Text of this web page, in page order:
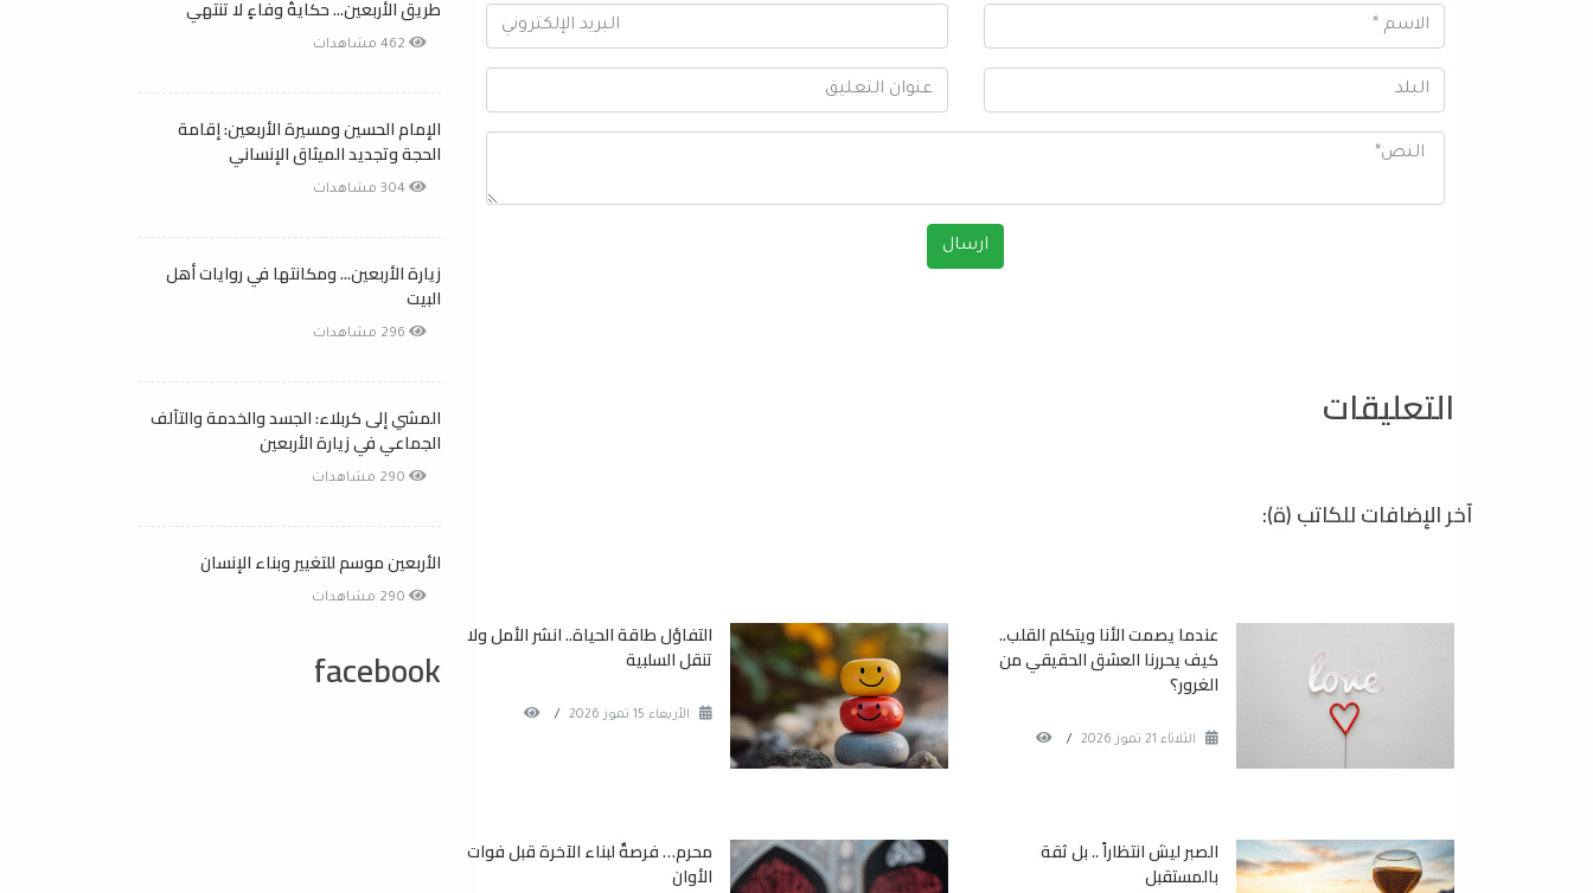
التعليقات
آخر الإضافات للكاتب (ة):
عندما يصمت الأنا ويتكلم القلب..
كيف يحررنا العشق الحقيقي من
الغرور؟
الثلاثاء 21 تموز 2026 /
التفاؤل طاقة الحياة.. انشر الأمل ولا
تنقل السلبية
الأربعاء 15 تموز 2026 /
الصبر ليش انتظاراً .. بل ثقة
بالمستقبل
محرم… فرصةٌ لبناء الآخرة قبل فوات
الأوان
طريق الأربعين... حكايةُ وفاءٍ لا تنتهي
الإمام الحسين ومسيرة الأربعين: إقامة
الحجة وتجديد الميثاق الإنساني
زيارة الأربعين... ومكانتها في روايات أهل
البيت
المشي إلى كربلاء: الجسد والخدمة والتآلف
الجماعي في زيارة الأربعين
الأربعين موسم للتغيير وبناء الإنسان
facebook